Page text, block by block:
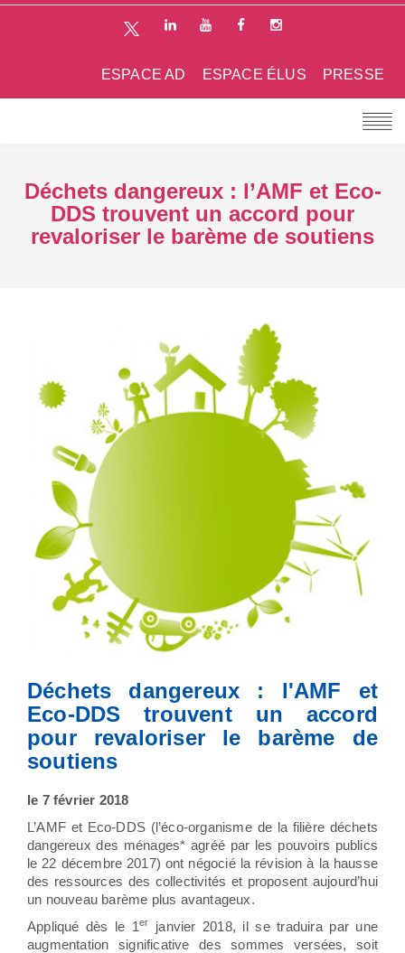
PRESSE
ESPACE ÉLUS
ESPACE AD
Déchets dangereux : l’AMF et Eco-
DDS trouvent un accord pour
revaloriser le barème de soutiens
Déchets dangereux : l'AMF et
Eco-DDS trouvent un accord
pour revaloriser le barème de
soutiens
le 7 février 2018
L’AMF et Eco-DDS (l’éco-organisme de la filière déchets
dangereux des ménages* agréé par les pouvoirs publics
le 22 décembre 2017) ont négocié la révision à la hausse
des ressources des collectivités et proposent aujourd’hui
un nouveau barème plus avantageux.
Appliqué dès le 1er
janvier 2018, il se traduira par une
augmentation significative des sommes versées, soit